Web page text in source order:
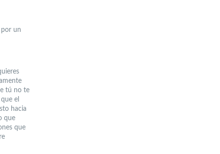
por un
tú no te
el
hacia
que
que